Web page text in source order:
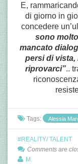
E,
di giorno in
concedere
sono
mancato
persi di vista,
riprovarci”..
Tags: Alessia
REALITY/ TALENT
Comments are
M.